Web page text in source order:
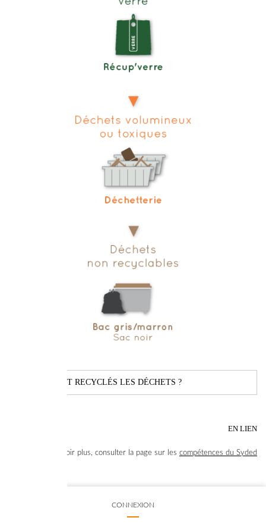
OÙ SONT RECYCLÉS LES DÉCHETS ?
EN LIEN
pour en savoir plus, consulter la page sur les compétences du Syded
CONNEXION